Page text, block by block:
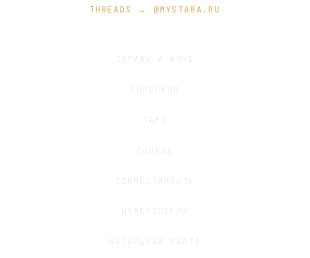
THREADS → @MYSTARA.RU
ТАРИФЫ И КЛУБ
ГОРОСКОП
ТАРО
СОННИК
СОВМЕСТИМОСТЬ
НУМЕРОЛОГИЯ
НАТАЛЬНАЯ КАРТА